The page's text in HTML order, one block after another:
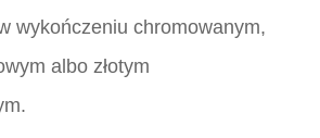
wykończeniu chromowanym,
albo złotym